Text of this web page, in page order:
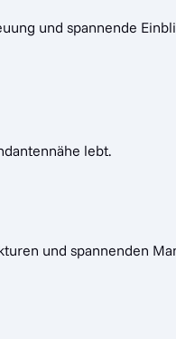
und spannende
lebt.
und spannenden